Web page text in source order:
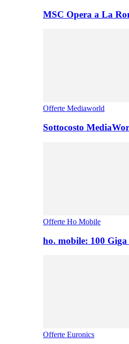
MSC Opera a La
Offerte Mediaworld
Sottocosto
Offerte Ho Mobile
ho. mobile: 100
Offerte Euronics